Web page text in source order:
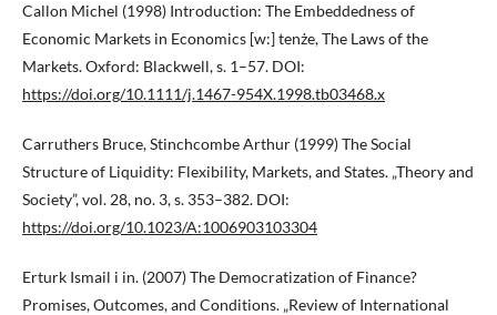
Callon Michel (1998) Introduction: The Embeddedness of
Economic Markets in Economics [w:] tenże, The Laws of the
Markets. Oxford: Blackwell, s. 1–57. DOI:
https://doi.org/10.1111/j.1467-954X.1998.tb03468.x
Carruthers Bruce, Stinchcombe Arthur (1999) The Social
Structure of Liquidity: Flexibility, Markets, and States. „Theory and
Society”, vol. 28, no. 3, s. 353–382. DOI:
https://doi.org/10.1023/A:1006903103304
Erturk Ismail i in. (2007) The Democratization of Finance?
Promises, Outcomes, and Conditions. „Review of International